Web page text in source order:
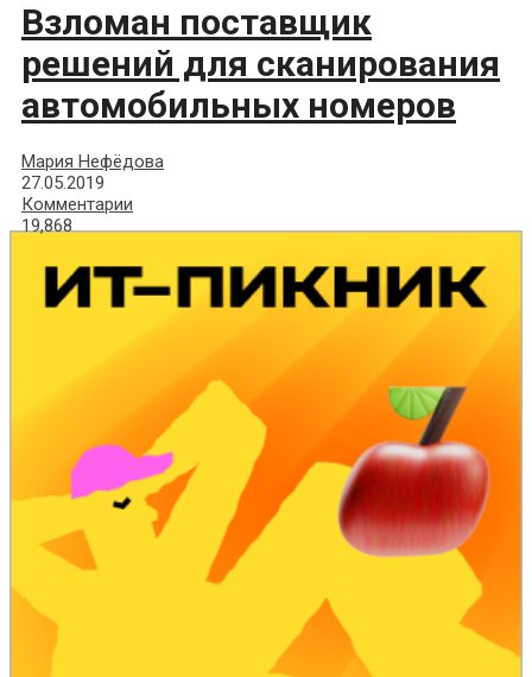
Взломан поставщик
решений для сканирования
автомобильных номеров
Мария Нефёдова
27.05.2019
Комментарии
19,868